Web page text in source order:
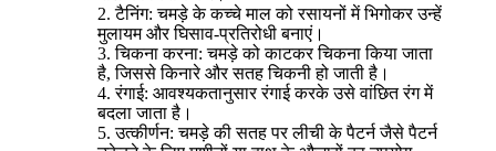
2. टैनिंग: चमड़े के कच्चे माल को रसायनों में भिगोकर उन्हें
मुलायम और घिसाव-प्रतिरोधी बनाएं।
3. चिकना करना: चमड़े को काटकर चिकना किया जाता
है, जिससे किनारे और सतह चिकनी हो जाती है।
4. रंगाई: आवश्यकतानुसार रंगाई करके उसे वांछित रंग में
बदला जाता है।
5. उत्कीर्णन: चमड़े की सतह पर लीची के पैटर्न जैसे पैटर्न